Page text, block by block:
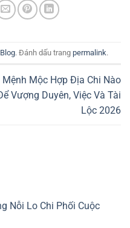
Blog. Đánh dấu trang permalink.
Mệnh Mộc Hợp Địa Chi Nào
Vượng Duyên, Việc Và Tài
Lộc 2026
Nỗi Lo Chi Phối Cuộc